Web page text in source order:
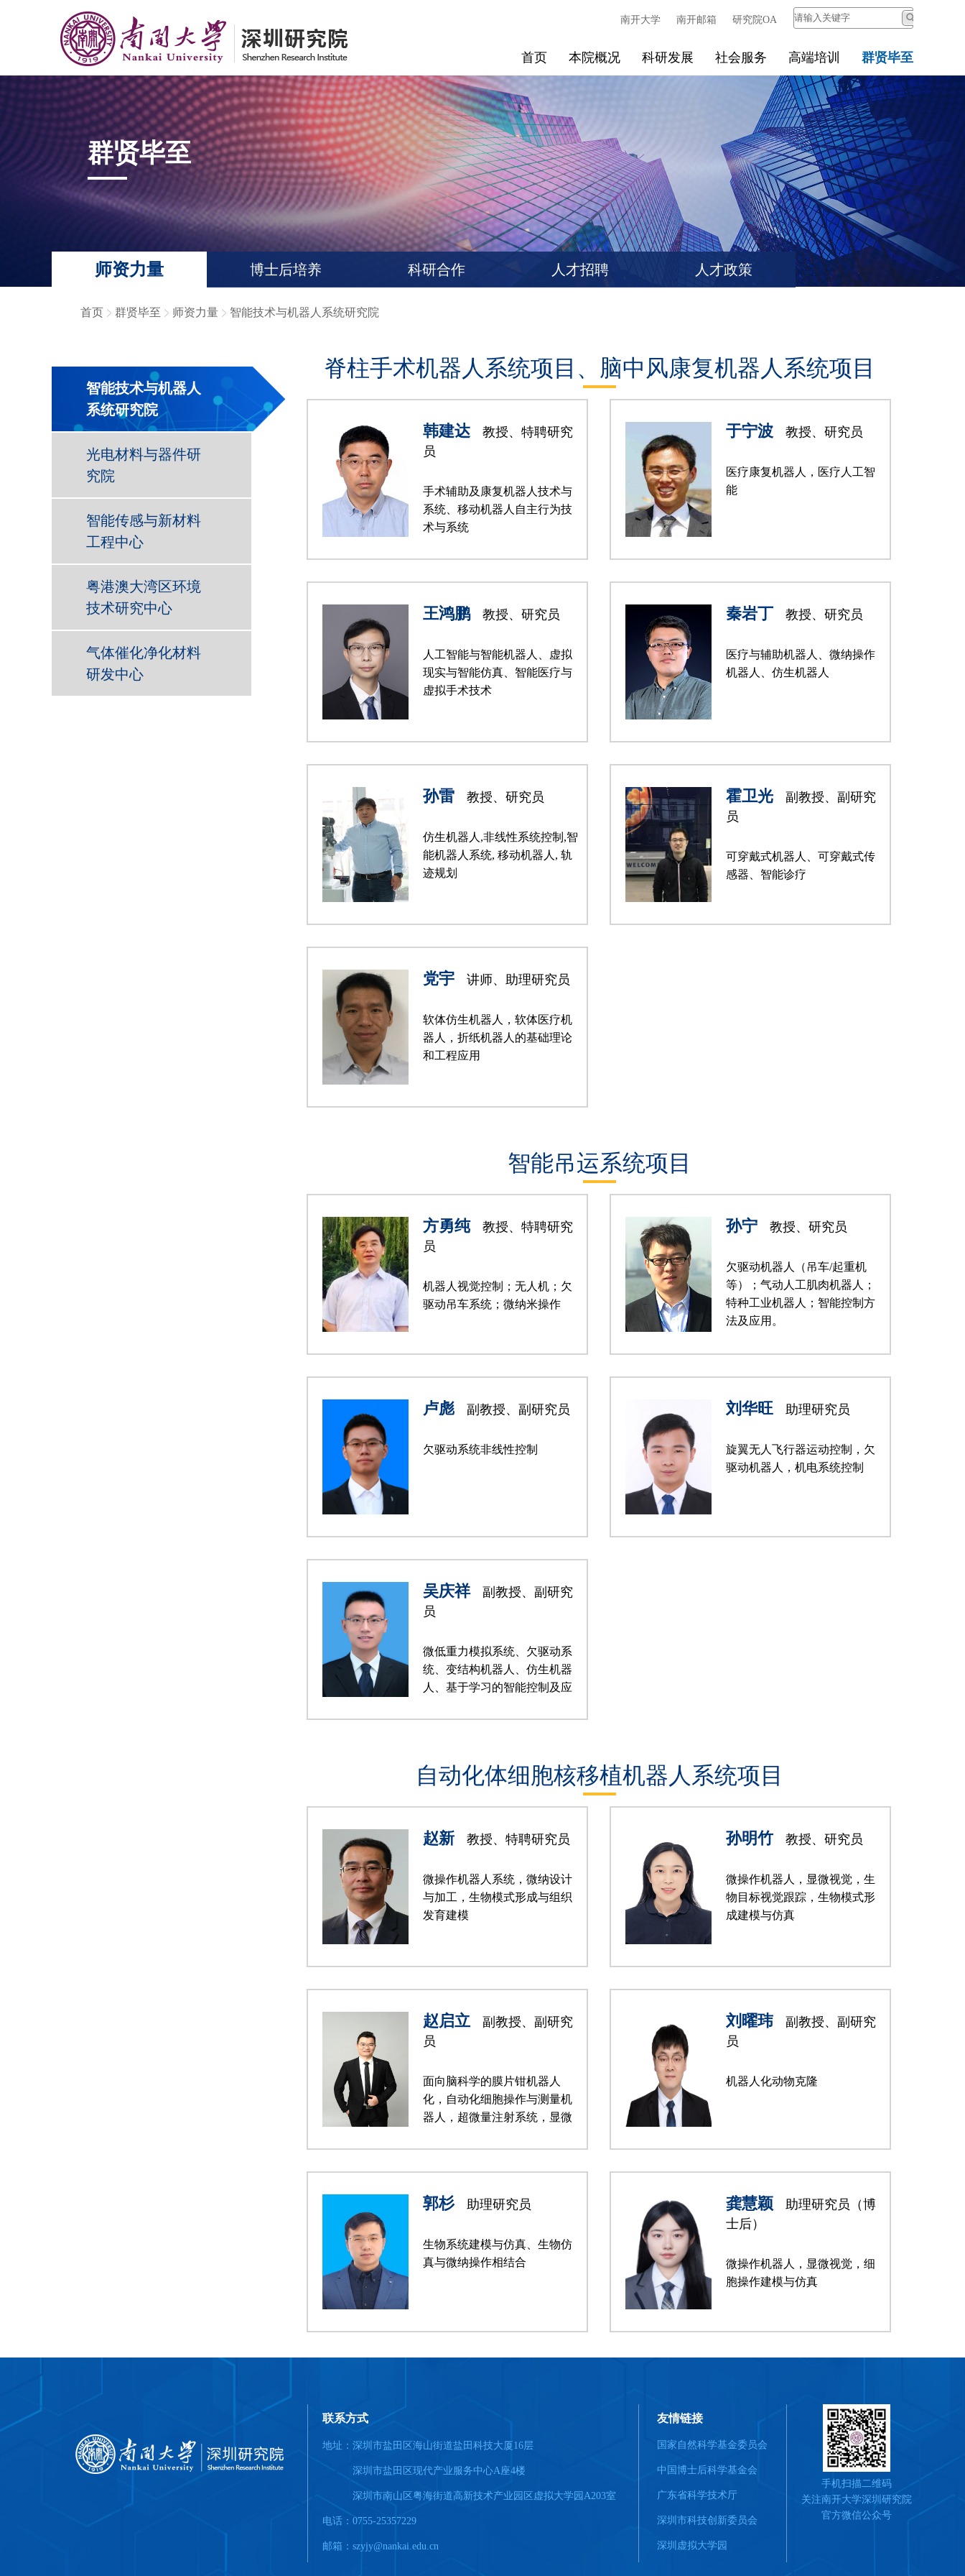
南开大学 南开邮箱 研究院OA
首页 本院概况 科研发展 社会服务 高端培训 群贤毕至
群贤毕至
师资力量 博士后培养 科研合作 人才招聘 人才政策
首页 群贤毕至 师资力量 智能技术与机器人系统研究院
智能技术与机器人
系统研究院
光电材料与器件研
究院
智能传感与新材料
工程中心
粤港澳大湾区环境
技术研究中心
气体催化净化材料
研发中心
脊柱手术机器人系统项目、脑中风康复机器人系统项目
韩建达
教授、特聘研究
员
手术辅助及康复机器人技术与
系统、移动机器人自主行为技
术与系统
于宁波 教授、研究员
医疗康复机器人，医疗人工智
能
王鸿鹏 教授、研究员
人工智能与智能机器人、虚拟
现实与智能仿真、智能医疗与
虚拟手术技术
秦岩丁 教授、研究员
医疗与辅助机器人、微纳操作
机器人、仿生机器人
孙雷 教授、研究员
仿生机器人,非线性系统控制,智
能机器人系统, 移动机器人, 轨
迹规划
霍卫光
副教授、副研究
员
可穿戴式机器人、可穿戴式传
感器、智能诊疗
党宇 讲师、助理研究员
软体仿生机器人，软体医疗机
器人，折纸机器人的基础理论
和工程应用
智能吊运系统项目
方勇纯
教授、特聘研究
员
机器人视觉控制；无人机；欠
驱动吊车系统；微纳米操作
孙宁 教授、研究员
欠驱动机器人（吊车/起重机
等）；气动人工肌肉机器人；
特种工业机器人；智能控制方
法及应用。
卢彪 副教授、副研究员
欠驱动系统非线性控制
刘华旺 助理研究员
旋翼无人飞行器运动控制，欠
驱动机器人，机电系统控制
吴庆祥
副教授、副研究
员
微低重力模拟系统、欠驱动系
统、变结构机器人、仿生机器
人、基于学习的智能控制及应
自动化体细胞核移植机器人系统项目
赵新 教授、特聘研究员
微操作机器人系统，微纳设计
与加工，生物模式形成与组织
发育建模
孙明竹 教授、研究员
微操作机器人，显微视觉，生
物目标视觉跟踪，生物模式形
成建模与仿真
赵启立
副教授、副研究
员
面向脑科学的膜片钳机器人
化，自动化细胞操作与测量机
器人，超微量注射系统，显微
刘曜玮
副教授、副研究
员
机器人化动物克隆
郭杉 助理研究员
生物系统建模与仿真、生物仿
真与微纳操作相结合
龚慧颖
助理研究员（博
士后）
微操作机器人，显微视觉，细
胞操作建模与仿真
联系方式
地址：深圳市盐田区海山街道盐田科技大厦16层
深圳市盐田区现代产业服务中心A座4楼
深圳市南山区粤海街道高新技术产业园区虚拟大学园A203室
电话：0755-25357229
邮箱：szyjy@nankai.edu.cn
友情链接
国家自然科学基金委员会
中国博士后科学基金会
广东省科学技术厅
深圳市科技创新委员会
深圳虚拟大学园
手机扫描二维码
关注南开大学深圳研究院
官方微信公众号